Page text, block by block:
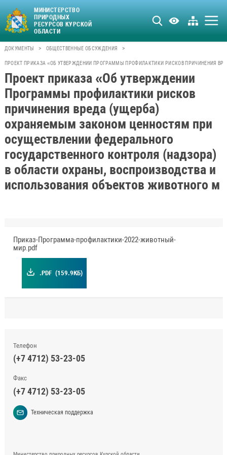
МИНИСТЕРСТВО
ПРИРОДНЫХ
РЕСУРСОВ КУРСКОЙ
ОБЛАСТИ
ДОКУМЕНТЫ > ОБЩЕСТВЕННЫЕ ОБСУЖДЕНИЯ >
ПРОЕКТ ПРИКАЗА «ОБ УТВЕРЖДЕНИИ ПРОГРАММЫ ПРОФИЛАКТИКИ РИСКОВ ПРИЧИНЕНИЯ
Проект приказа «Об утверждении
Программы профилактики рисков
причинения вреда (ущерба)
охраняемым законом ценностям при
осуществлении федерального
государственного контроля (надзора)
в области охраны, воспроизводства и
использования объектов животного м
Приказ-Программа-профилактики-2022-животный-
мир.pdf
.PDF (159.9КБ)
Телефон
(+7 4712) 53-23-05
Факс
(+7 4712) 53-23-05
Техническая поддержка